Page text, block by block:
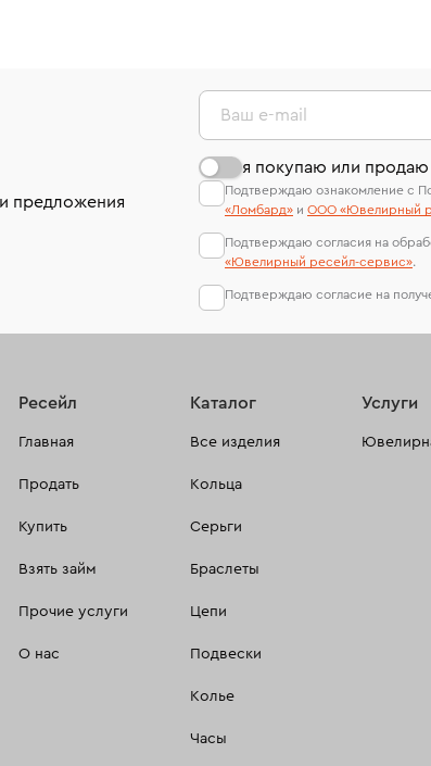
предложения
Ваш e-mail
я покупаю или
Подтверждаю ознакомление с
«Ломбард» и ООО «Ювелирный
Подтверждаю согласия на
«Ювелирный ресейл-сервиc».
Подтверждаю согласие на
Ресейл
Главная
Продать
Купить
Взять займ
Прочие услуги
О нас
Каталог
Все изделия
Кольца
Серьги
Браслеты
Цепи
Подвески
Колье
Часы
Услуги